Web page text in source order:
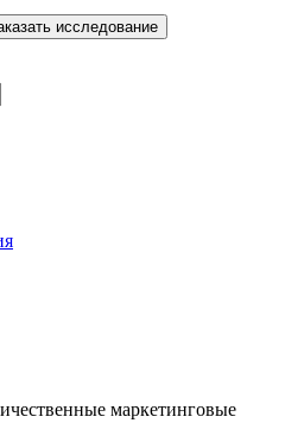
исследование
маркетинговые